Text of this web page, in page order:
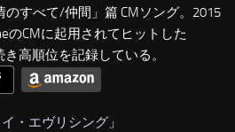
のすべて/仲間」篇 CMソング。2015
のCMに起用されてヒットした
き高順位を記録している。
イ・エヴリシング 」